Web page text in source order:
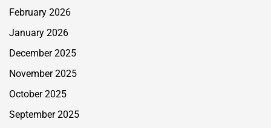
February 2026
January 2026
December 2025
November 2025
October 2025
September 2025